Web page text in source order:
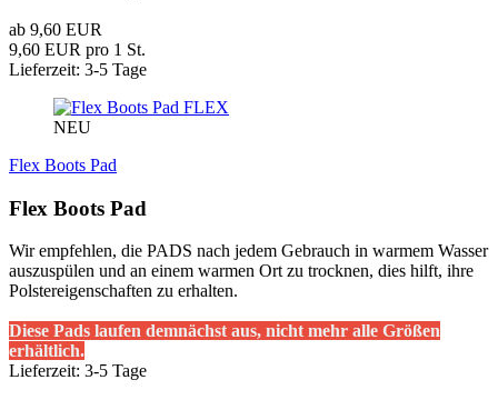
ab 9,60 EUR
9,60 EUR pro 1 St.
Lieferzeit: 3-5 Tage
FLEX
NEU
Flex Boots Pad
Flex Boots Pad
Wir empfehlen, die PADS nach jedem Gebrauch in warmem Wasser
auszuspülen und an einem warmen Ort zu trocknen, dies hilft, ihre
Polstereigenschaften zu erhalten.
Diese Pads laufen demnächst aus, nicht mehr alle Größen
erhältlich.
Lieferzeit: 3-5 Tage